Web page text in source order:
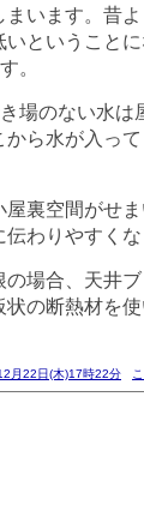
います。昔
ということ
。
場のない水
ら水が入っ
裏空間がせ
わりやすく
場合、天井
の断熱材を使
月22日(木)17時22分